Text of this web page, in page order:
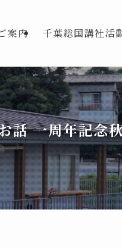
案内 千葉総国講社活
話 一周年記念